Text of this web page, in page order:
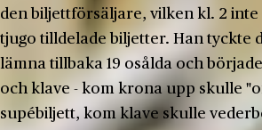
den biljettförsäljare, vilken kl. 2 inte
tjugo till­delade biljetter. Han tyckte
lämna tillbaka 19 osålda och
och klave - kom krona upp skulle
supébiljett, kom klave skulle